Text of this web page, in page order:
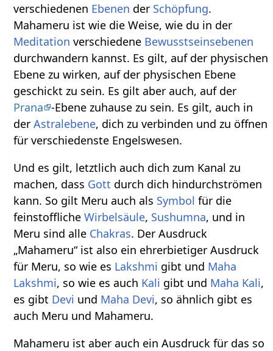
verschiedenen Ebenen der Schöpfung.
Mahameru ist wie die Weise, wie du in der
Meditation verschiedene Bewusstseinsebenen
durchwandern kannst. Es gilt, auf der physischen
Ebene zu wirken, auf der physischen Ebene
geschickt zu sein. Es gilt aber auch, auf der
Prana -Ebene zuhause zu sein. Es gilt, auch in
derAstralebene, dich zu verbinden und zu öffnen
für verschiedenste Engelswesen.
Und es gilt, letztlich auch dich zum Kanal zu
machen, dass Gott durch dich hindurchströmen
kann. So gilt Meru auch als Symbol für die
feinstofflicheWirbelsäule, Sushumna, und in
Meru sind alle Chakras. Der Ausdruck
„Mahameru“ ist also ein ehrerbietiger Ausdruck
für Meru, so wie es Lakshmi gibt und Maha
Lakshmi, so wie es auch Kali gibt und Maha Kali,
es gibt Devi und Maha Devi, so ähnlich gibt es
auch Meru und Mahameru.
Mahameru ist aber auch ein Ausdruck für das so